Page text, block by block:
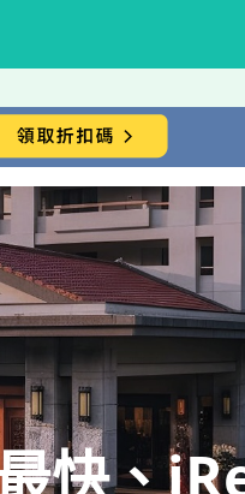
快、